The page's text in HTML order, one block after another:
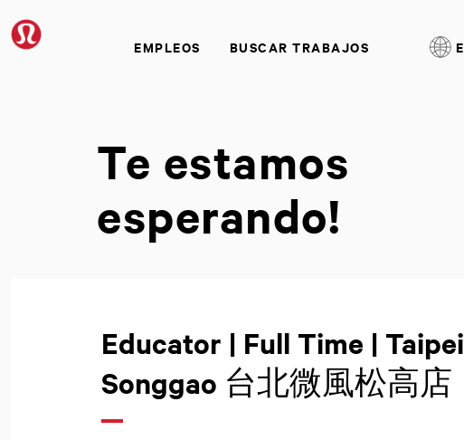
EMPLEOS BUSCAR TRABAJOS
Te estamos
esperando!
Educator | Full Time |
Songgao 台北微風松高店